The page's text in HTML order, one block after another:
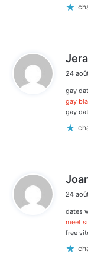
24
gay
gay
gay
24
dates
meet
free